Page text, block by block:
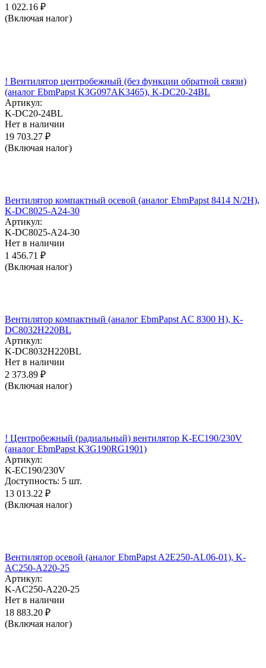
1 022.16 ₽
(Включая налог)
! Вентилятор центробежный (без функции обратной связи)
(аналог EbmPapst K3G097AK3465), K-DC20-24BL
Артикул:
K-DC20-24BL
Нет в наличии
19 703.27 ₽
(Включая налог)
Вентилятор компактный осевой (аналог EbmPapst 8414 N/2H),
K-DC8025-A24-30
Артикул:
K-DC8025-A24-30
Нет в наличии
1 456.71 ₽
(Включая налог)
Вентилятор компактный (аналог EbmPapst AC 8300 H), K-
DC8032H220BL
Артикул:
K-DC8032H220BL
Нет в наличии
2 373.89 ₽
(Включая налог)
! Центробежный (радиальный) вентилятор K-EC190/230V
(аналог EbmPapst K3G190RG1901)
Артикул:
K-EC190/230V
Доступность: 5 шт.
13 013.22 ₽
(Включая налог)
Вентилятор осевой (аналог EbmPapst A2E250-AL06-01), K-
AC250-A220-25
Артикул:
K-AC250-A220-25
Нет в наличии
18 883.20 ₽
(Включая налог)